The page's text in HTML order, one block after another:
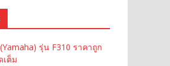
รุ่น F310 ราคาถูก
ต็ม